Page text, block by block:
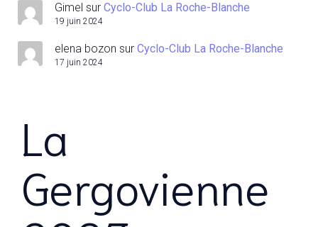
Gimel sur Cyclo-Club La Roche-Blanche
19 juin 2024
elena bozon sur Cyclo-Club La Roche-Blanche
17 juin 2024
La
Gergovienne